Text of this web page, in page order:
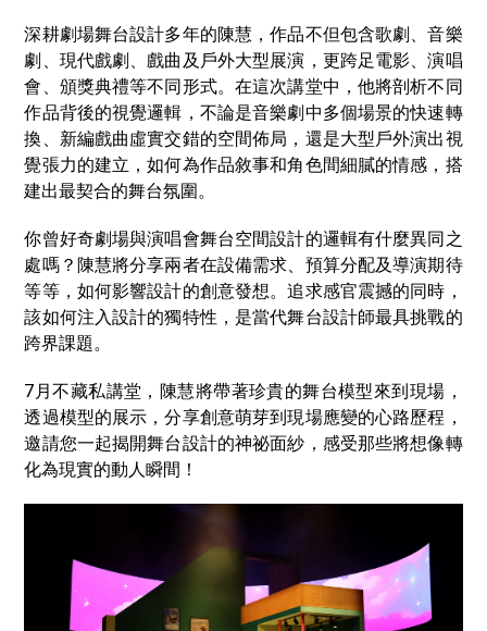
深耕劇場舞台設計多年的陳慧，作品不但包含歌劇、音樂
劇、現代戲劇、戲曲及戶外大型展演，更跨足電影、演唱
會、頒獎典禮等不同形式。在這次講堂中，他將剖析不同
作品背後的視覺邏輯，不論是音樂劇中多個場景的快速轉
換、新編戲曲虛實交錯的空間佈局，還是大型戶外演出視
覺張力的建立，如何為作品敘事和角色間細膩的情感，搭
建出最契合的舞台氛圍。
你曾好奇劇場與演唱會舞台空間設計的邏輯有什麼異同之
處嗎？陳慧將分享兩者在設備需求、預算分配及導演期待
等等，如何影響設計的創意發想。追求感官震撼的同時，
該如何注入設計的獨特性，是當代舞台設計師最具挑戰的
跨界課題。
7月不藏私講堂，陳慧將帶著珍貴的舞台模型來到現場，
透過模型的展示，分享創意萌芽到現場應變的心路歷程，
邀請您一起揭開舞台設計的神祕面紗，感受那些將想像轉
化為現實的動人瞬間！